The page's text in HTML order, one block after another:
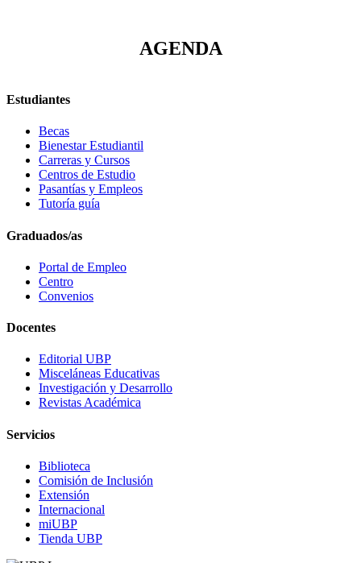
AGENDA
Estudiantes
Becas
Bienestar Estudiantil
Carreras y Cursos
Centros de Estudio
Pasantías y Empleos
Tutoría guía
Graduados/as
Portal de Empleo
Centro
Convenios
Docentes
Editorial UBP
Misceláneas Educativas
Investigación y Desarrollo
Revistas Académica
Servicios
Biblioteca
Comisión de Inclusión
Extensión
Internacional
miUBP
Tienda UBP